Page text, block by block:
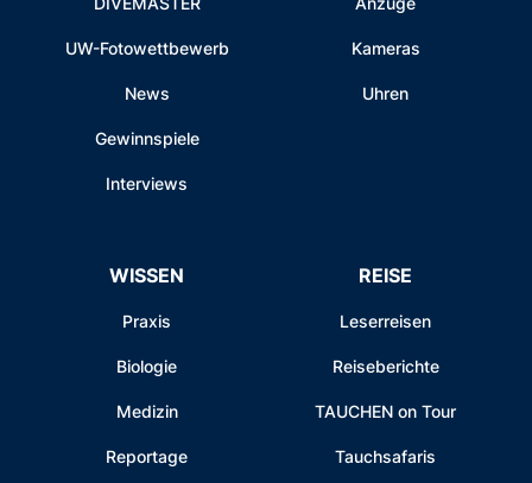
UW-Fotowettbewerb
News
Gewinnspiele
Interviews
Kameras
Uhren
WISSEN
Praxis
Biologie
Medizin
Reportage
REISE
Leserreisen
Reiseberichte
TAUCHEN on Tour
Tauchsafaris